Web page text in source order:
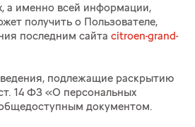
а именно всей информации,
получить о Пользователе,
последним сайта citroen-grand-
подлежащие раскрытию
14 ФЗ «О персональных
документом.